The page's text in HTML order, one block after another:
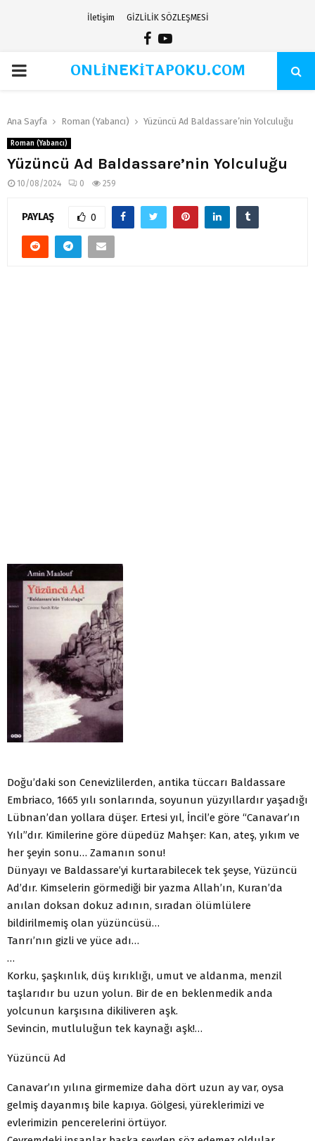
İletişim GİZLİLİK SÖZLEŞMESİ
Facebook
Youtube
PRIMARYONLİNEKİTAPOKU.COM
Ana Sayfa Roman (Yabancı) Yüzüncü Ad Baldassare’nin Yolculuğu
Roman (Yabancı)
Yüzüncü Ad Baldassare’nin Yolculuğu
10/08/2024 0 259
PAYLAŞ 0
Doğu’daki son Cenevizlilerden, antika tüccarı Baldassare
Embriaco, 1665 yılı sonlarında, soyunun yüzyıllardır yaşadığı
Lübnan’dan yollara düşer. Ertesi yıl, İncil’e göre “Canavar’ın
Yılı”dır. Kimilerine göre düpedüz Mahşer: Kan, ateş, yıkım ve
her şeyin sonu… Zamanın sonu!
Dünyayı ve Baldassare’yi kurtarabilecek tek şeyse, Yüzüncü
Ad’dır. Kimselerin görmediği bir yazma Allah’ın, Kuran’da
anılan doksan dokuz adının, sıradan ölümlülere
bildirilmemiş olan yüzüncüsü…
Tanrı’nın gizli ve yüce adı…
…
Korku, şaşkınlık, düş kırıklığı, umut ve aldanma, menzil
taşlarıdır bu uzun yolun. Bir de en beklenmedik anda
yolcunun karşısına dikiliveren aşk.
Sevincin, mutluluğun tek kaynağı aşk!…
Yüzüncü Ad
Canavar’ın yılına girmemize daha dört uzun ay var, oysa
gelmiş dayanmış bile kapıya. Gölgesi, yüreklerimizi ve
evlerimizin pencerelerini örtüyor.